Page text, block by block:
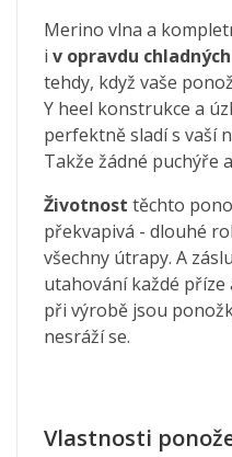
Merino vlna a
i v opravdu
tehdy, když vaše
Y heel konstrukce a
perfektně sladí s vaší
Takže žádné puchýře
Životnost těchto
překvapivá - dlouhé
všechny útrapy. A
utahování každé
při výrobě jsou
nesráží se.
Vlastnosti